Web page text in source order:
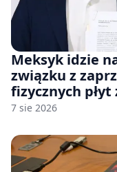
Meksyk idzie
związku z
fizycznych płyt
7 sie 2026